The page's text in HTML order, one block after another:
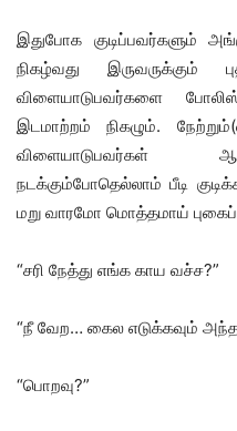
இதுபோக குடிப்பவர்களும்
நிகழ்வது இருவருக்கும்
விளையாடுபவர்களை
இடமாற்றம் நிகழும்.
விளையாடுபவர்கள்
நடக்கும்போதெல்லாம் பீடி
மறு வாரமோ மொத்தமாய்
“சரி நேத்து எங்க காய வச்ச?”
“நீ வேற… கைல எடுக்கவும்
“பொறவு?”